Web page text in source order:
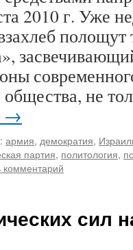
2010 г. Уже
полощут
не
→
армия, демократия,
партия, политология,
комментарий
сил